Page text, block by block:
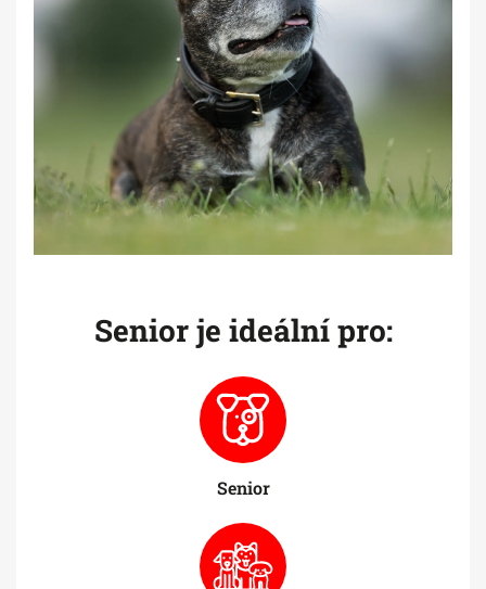
Senior je ideální pro:
Senior